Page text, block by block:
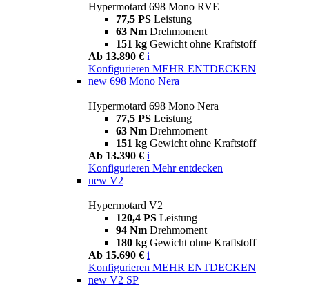
Hypermotard 698 Mono RVE
77,5 PS Leistung
63 Nm Drehmoment
151 kg Gewicht ohne Kraftstoff
Ab 13.890 € i
Konfigurieren MEHR ENTDECKEN
new 698 Mono Nera
Hypermotard 698 Mono Nera
77,5 PS Leistung
63 Nm Drehmoment
151 kg Gewicht ohne Kraftstoff
Ab 13.390 € i
Konfigurieren Mehr entdecken
new V2
Hypermotard V2
120,4 PS Leistung
94 Nm Drehmoment
180 kg Gewicht ohne Kraftstoff
Ab 15.690 € i
Konfigurieren MEHR ENTDECKEN
new V2 SP